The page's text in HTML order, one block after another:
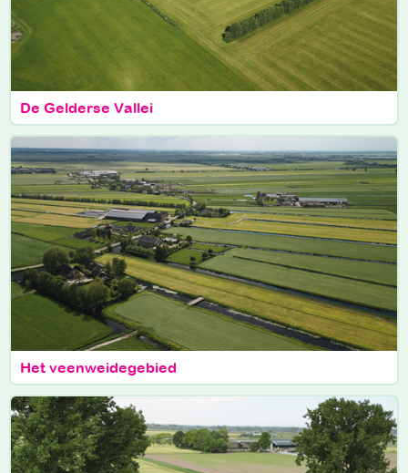
De Gelderse Vallei
Het veenweidegebied